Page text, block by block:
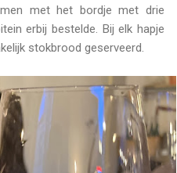
met het bordje met drie
erbij bestelde. Bij elk hapje
stokbrood geserveerd.